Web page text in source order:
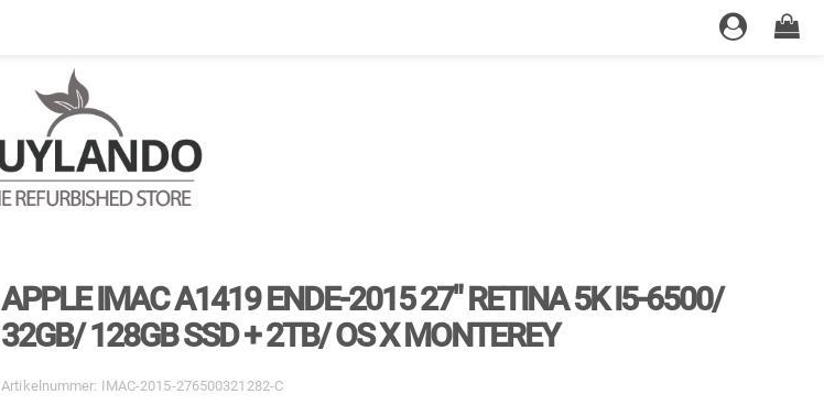
APPLE IMAC A1419 ENDE-2015 27" RETINA 5K I5-6500/
32GB/ 128GB SSD + 2TB/ OS X MONTEREY
Artikelnummer: IMAC-2015-276500321282-C